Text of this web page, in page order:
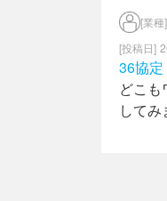
[業種]
36協
どこ
してみ